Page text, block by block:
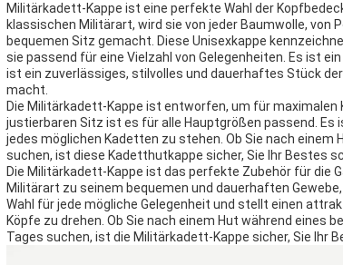
Militärkadett-Kappe ist eine perfekte Wahl der
klassischen Militärart, wird sie von jeder Baumwolle, von
bequemen Sitz gemacht. Diese Unisexkappe
sie passend für eine Vielzahl von Gelegenheiten. Es ist
ist ein zuverlässiges, stilvolles und dauerhaftes Stück
macht.
Die Militärkadett-Kappe ist entworfen, um für
justierbaren Sitz ist es für alle Hauptgrößen passend.
jedes möglichen Kadetten zu stehen. Ob Sie nach
suchen, ist diese Kadetthutkappe sicher, Sie Ihr Bestes
Die Militärkadett-Kappe ist das perfekte Zubehör für die
Militärart zu seinem bequemen und dauerhaften
Wahl für jede mögliche Gelegenheit und stellt einen
Köpfe zu drehen. Ob Sie nach einem Hut während eines
Tages suchen, ist die Militärkadett-Kappe sicher, Sie Ihr